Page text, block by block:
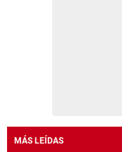
MÁS LEÍDAS